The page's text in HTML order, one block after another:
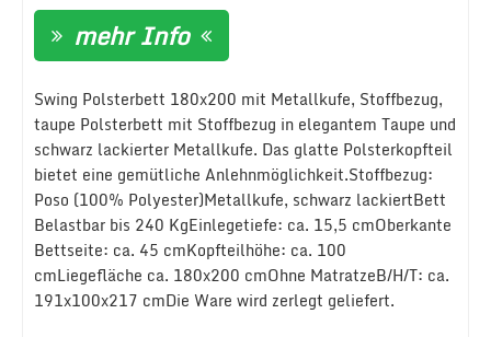
mehr Info
Swing Polsterbett 180x200 mit Metallkufe, Stoffbezug,
taupe Polsterbett mit Stoffbezug in elegantem Taupe und
schwarz lackierter Metallkufe. Das glatte Polsterkopfteil
bietet eine gemütliche Anlehnmöglichkeit.Stoffbezug:
Poso (100% Polyester)Metallkufe, schwarz lackiertBett
Belastbar bis 240 KgEinlegetiefe: ca. 15,5 cmOberkante
Bettseite: ca. 45 cmKopfteilhöhe: ca. 100
cmLiegefläche ca. 180x200 cmOhne MatratzeB/H/T: ca.
191x100x217 cmDie Ware wird zerlegt geliefert.